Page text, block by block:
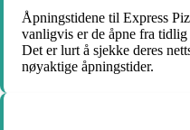
Åpningstidene til Express
vanligvis er de åpne fra
Det er lurt å sjekke deres
nøyaktige åpningstider.